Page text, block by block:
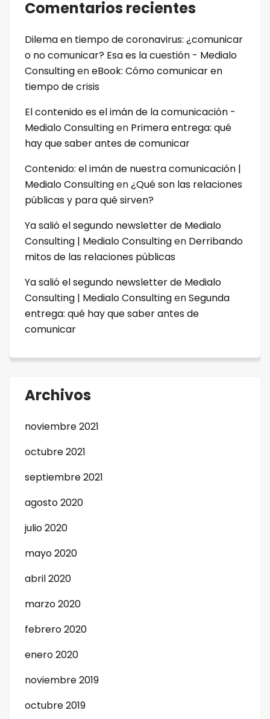
Comentarios recientes
Dilema en tiempo de coronavirus: ¿comunicar
o no comunicar? Esa es la cuestión - Medialo
ConsultingeneBook: Cómo comunicar en
tiempo de crisis
El contenido es el imán de la comunicación -
Medialo Consultingen Primera entrega: qué
hay que saber antes de comunicar
Contenido: el imán de nuestra comunicación |
Medialo Consultingen¿Qué son las relaciones
públicas y para qué sirven?
Ya salió el segundo newsletter de Medialo
Consulting | Medialo Consultingen Derribando
mitos de las relaciones públicas
Ya salió el segundo newsletter de Medialo
Consulting | Medialo ConsultingenSegunda
entrega: qué hay que saber antes de
comunicar
Archivos
noviembre 2021
octubre 2021
septiembre 2021
agosto 2020
julio 2020
mayo 2020
abril 2020
marzo 2020
febrero 2020
enero 2020
noviembre 2019
octubre 2019